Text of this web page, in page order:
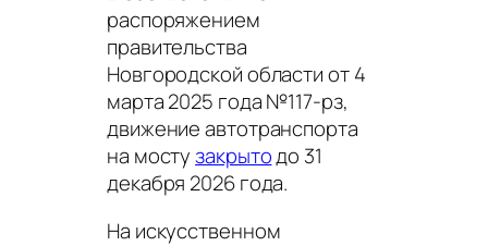
распоряжением
правительства
Новгородской области от 4
марта 2025 года №117-рз,
движение автотранспорта
на мостузакрытодо 31
декабря 2026 года.
На искусственном